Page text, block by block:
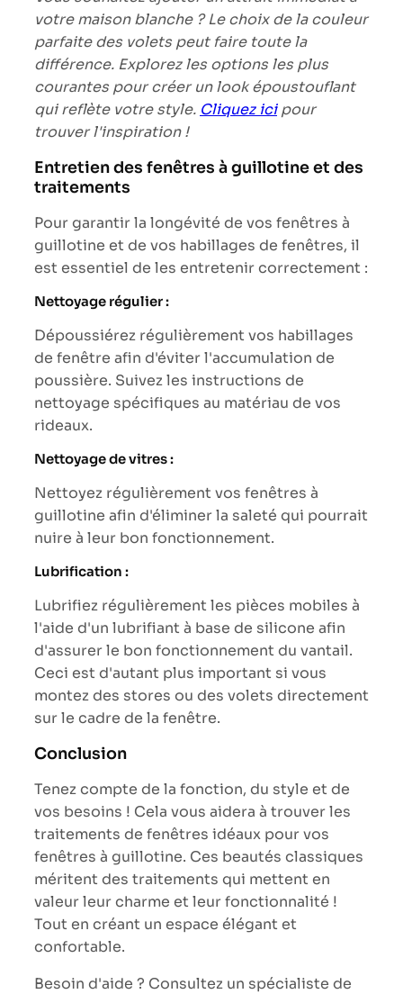
votre maison blanche ? Le choix de la couleur
parfaite des volets peut faire toute la
différence. Explorez les options les plus
courantes pour créer un look époustouflant
qui reflète votre style. Cliquez icipour
trouver l'inspiration !
Entretien des fenêtres à guillotine et des
traitements
Pour garantir la longévité de vos fenêtres à
guillotine et de vos habillages de fenêtres, il
est essentiel de les entretenir correctement :
Nettoyage régulier :
Dépoussiérez régulièrement vos habillages
de fenêtre afin d'éviter l'accumulation de
poussière. Suivez les instructions de
nettoyage spécifiques au matériau de vos
rideaux.
Nettoyage de vitres :
Nettoyez régulièrement vos fenêtres à
guillotine afin d'éliminer la saleté qui pourrait
nuire à leur bon fonctionnement.
Lubrification :
Lubrifiez régulièrement les pièces mobiles à
l'aide d'un lubrifiant à base de silicone afin
d'assurer le bon fonctionnement du vantail.
Ceci est d'autant plus important si vous
montez des stores ou des volets directement
sur le cadre de la fenêtre.
Conclusion
Tenez compte de la fonction, du style et de
vos besoins ! Cela vous aidera à trouver les
traitements de fenêtres idéaux pour vos
fenêtres à guillotine. Ces beautés classiques
méritent des traitements qui mettent en
valeur leur charme et leur fonctionnalité !
Tout en créant un espace élégant et
confortable.
Besoin d'aide ? Consultez un spécialiste de